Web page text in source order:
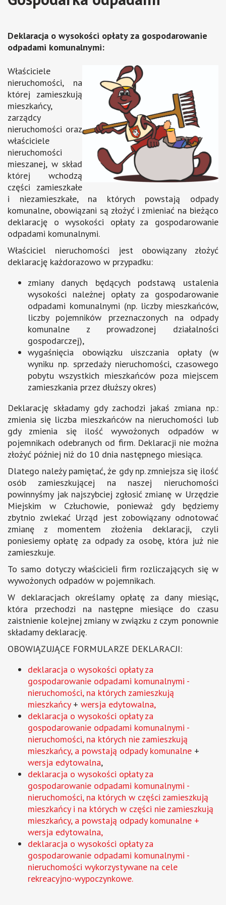
Deklaracja o wysokości opłaty za gospodarowanie
odpadami komunalnymi:
Właściciele
nieruchomości, na
której zamieszkują
mieszkańcy,
zarządcy
nieruchomości oraz
właściciele
nieruchomości
mieszanej, w skład
której wchodzą
części zamieszkałe
i niezamieszkałe, na których powstają odpady
komunalne, obowiązani są złożyć i zmieniać na bieżąco
deklarację o wysokości opłaty za gospodarowanie
odpadami komunalnymi.
Właściciel nieruchomości jest obowiązany złożyć
deklarację każdorazowo w przypadku:
zmiany danych będących podstawą ustalenia
wysokości należnej opłaty za gospodarowanie
odpadami komunalnymi (np. liczby mieszkańców,
liczby pojemników przeznaczonych na odpady
komunalne z prowadzonej działalności
gospodarczej),
wygaśnięcia obowiązku uiszczania opłaty (w
wyniku np. sprzedaży nieruchomości, czasowego
pobytu wszystkich mieszkańców poza miejscem
zamieszkania przez dłuższy okres)
Deklarację składamy gdy zachodzi jakaś zmiana np.:
zmienia się liczba mieszkańców na nieruchomości lub
gdy zmienia się ilość wywożonych odpadów w
pojemnikach odebranych od firm. Deklaracji nie można
złożyć później niż do 10 dnia następnego miesiąca.
Dlatego należy pamiętać, że gdy np. zmniejsza się ilość
osób zamieszkującej na naszej nieruchomości
powinnyśmy jak najszybciej zgłosić zmianę w Urzędzie
Miejskim w Człuchowie, ponieważ gdy będziemy
zbytnio zwlekać Urząd jest zobowiązany odnotować
zmianę z momentem złożenia deklaracji, czyli
poniesiemy opłatę za odpady za osobę, która już nie
zamieszkuje.
To samo dotyczy właścicieli firm rozliczających się w
wywożonych odpadów w pojemnikach.
W deklaracjach określamy opłatę za dany miesiąc,
która przechodzi na następne miesiące do czasu
zaistnienie kolejnej zmiany w związku z czym ponownie
składamy deklarację.
OBOWIĄZUJĄCE FORMULARZE DEKLARACJI:
deklaracja o wysokości opłaty za
gospodarowanie odpadami komunalnymi -
nieruchomości, na których zamieszkują
mieszkańcy + wersja edytowalna,
deklaracja o wysokości opłaty za
gospodarowanie odpadami komunalnymi -
nieruchomości, na których nie zamieszkują
mieszkańcy, a powstają odpady komunalne +
wersja edytowalna,
deklaracja o wysokości opłaty za
gospodarowanie odpadami komunalnymi -
nieruchomości, na których w części zamieszkują
mieszkańcy i na których w części nie zamieszkują
mieszkańcy, a powstają odpady komunalne +
wersja edytowalna,
deklaracja o wysokości opłaty za
gospodarowanie odpadami komunalnymi -
nieruchomości wykorzystywane na cele
rekreacyjno-wypoczynkowe.